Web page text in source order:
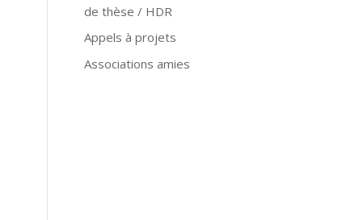
de thèse / HDR
Appels à projets
Associations amies